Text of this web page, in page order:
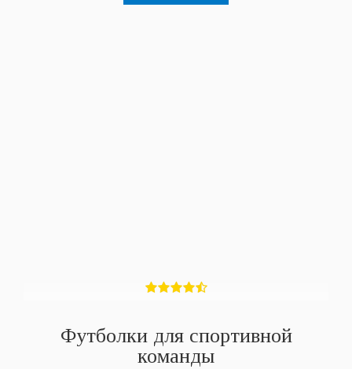
Футболки для спортивной
команды